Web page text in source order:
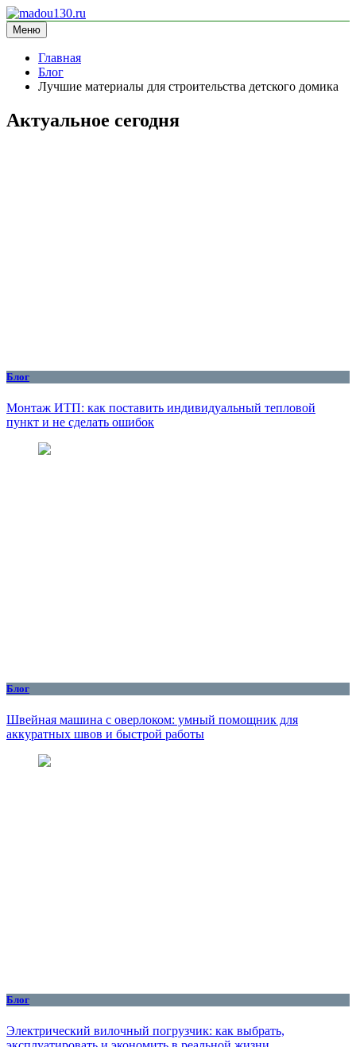
Перейти
к
содержимому
madou130.ru
информационный сайт
Меню
Главная
Блог
Лучшие материалы для строительства детского домика
Актуальное сегодня
Блог
Монтаж ИТП: как поставить индивидуальный тепловой
пункт и не сделать ошибок
Блог
Швейная машина с оверлоком: умный помощник для
аккуратных швов и быстрой работы
Блог
Электрический вилочный погрузчик: как выбрать,